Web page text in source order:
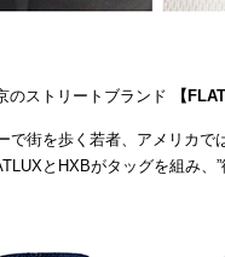
のストリートブランド 【
で街を歩く若者、アメリカで
とHXBがタッグを組み、